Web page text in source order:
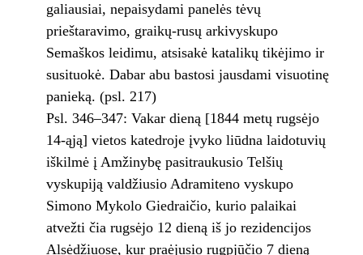
galiausiai, nepaisydami panelės tėvų
prieštaravimo, graikų-rusų arkivyskupo
Semaškos leidimu, atsisakė katalikų tikėjimo ir
susituokė. Dabar abu bastosi jausdami visuotinę
panieką. (psl. 217)
Psl. 346–347: Vakar dieną [1844 metų rugsėjo
14-ąją] vietos katedroje įvyko liūdna laidotuvių
iškilmė į Amžinybę pasitraukusio Telšių
vyskupiją valdžiusio Adramiteno vyskupo
Simono Mykolo Giedraičio, kurio palaikai
atvežti čia rugsėjo 12 dieną iš jo rezidencijos
Alsėdžiuose, kur praėjusio rugpjūčio 7 dieną